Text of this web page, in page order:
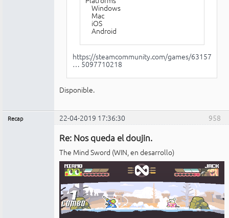
Windows
Mac
iOS
Android
https://steamcommunity.com/games/631570
… 5097710218
Disponible.
958
Recap 22-04-2019 17:36:30
Re: Nos queda el doujin.
The Mind Sword (WIN, en desarrollo)